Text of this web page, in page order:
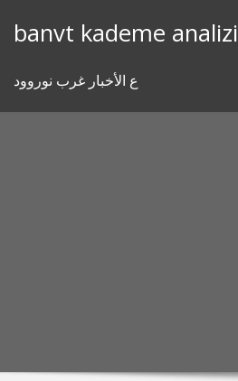
banvt kademe analizi
ع الأخبار غرب نوروود